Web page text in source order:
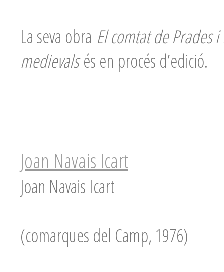
La seva obra El comtat de Prades
medievalsés en procés d’edició.
Joan Navais Icart
Joan Navais Icart
(comarques del Camp, 1976)